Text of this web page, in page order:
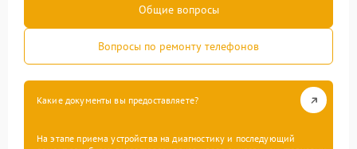
Общие вопросы
Вопросы по ремонту телефонов
Какие документы вы предоставляете?
На этапе приема устройства на диагностику и последующий